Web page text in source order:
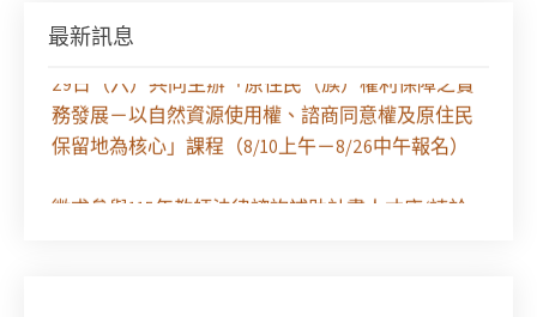
最新訊息
【課程報名】全律會與台北律師公會等單位定於8月
29日（六）共同主辦「原住民（族）權利保障之實
務發展－以自然資源使用權、諮商同意權及原住民
保留地為核心」課程（8/10上午－8/26中午報名）
徵求參與115年教師法律諮詢補助計畫人才庫(請於